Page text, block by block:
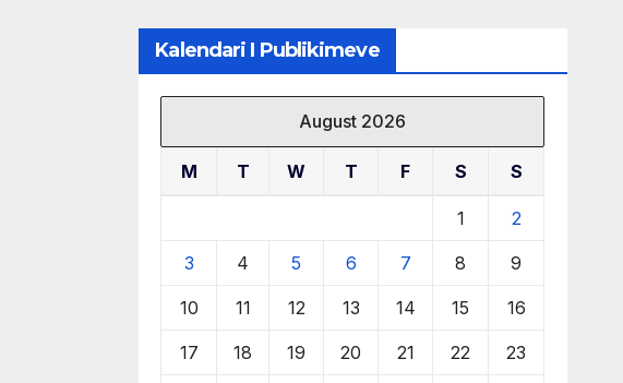
Kalendari I Publikimeve
August 2026
M T W T F S S
1 2
3 4 5 6 7 8 9
10 11 12 13 14 15 16
17 18 19 20 21 22 23